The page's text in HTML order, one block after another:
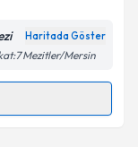
belirtilen
Haritada Göster
Mezitler/Mersin